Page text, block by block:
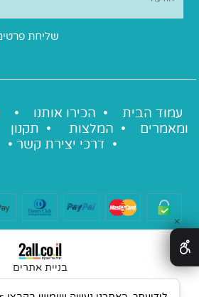
עמוד הבית • הכירו אותנו •
ומאמרים • המלצות • תקנון
• דרכי יצירת קשר •
בניית אתרים
✕